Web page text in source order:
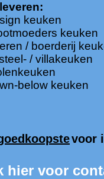
leveren:
keuken
keuken
/ boerderij
/ villakeuken
below keuken
voor
hier voor